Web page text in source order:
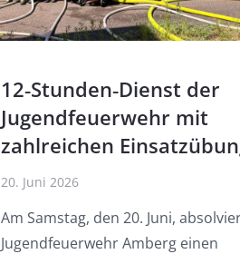
12‑Stunden‑Dienst der
Jugendfeuerwehr mit
zahlreichen
20. Juni 2026
Am Samstag, den 20. Juni,
Jugendfeuerwehr Amberg einen